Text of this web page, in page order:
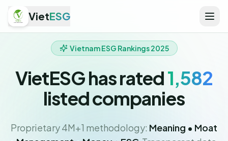
VietESG
Vietnam ESG Rankings 2025
VietESG has rated1,582
listed companies
Proprietary 4M+1 methodology: Meaning • Moat